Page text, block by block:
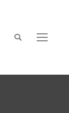
Search: